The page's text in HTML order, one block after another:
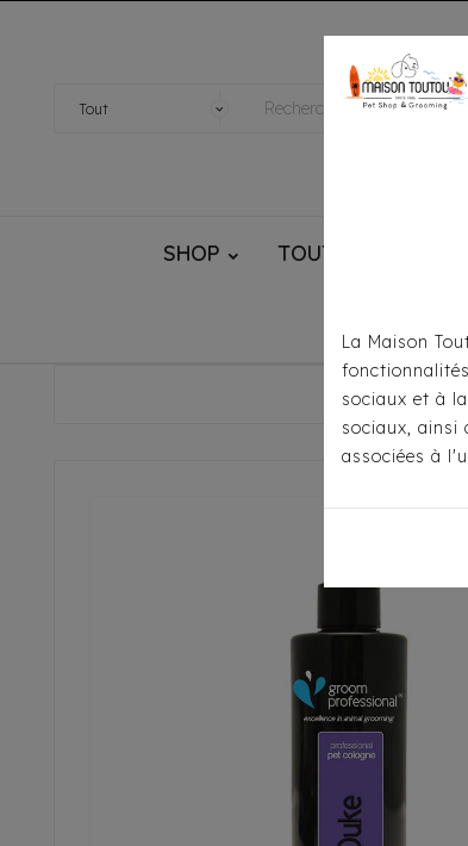
SHOP TOUTOU®
La Maison
sociaux et à
sociaux, ainsi
associées à